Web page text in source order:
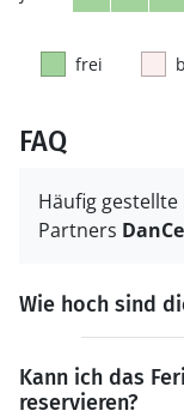
frei
FAQ
Häufig
Partners
Wie hoch sind
Kann ich das
reservieren?